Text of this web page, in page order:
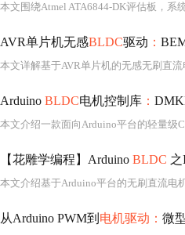
本文围绕Atmel ATA6844-DK评估板，系
AVR单片机无感BLDC驱动 ：
本文详解基于AVR单片机的无感无刷直流
Arduino BLDC电机控制库 ：
本文介绍一款面向Arduino平台的轻量级
【花雕学编程】Arduino BLDC
本文介绍基于Arduino平台的无刷直流电
从Arduino PWM到 电机驱动： 微